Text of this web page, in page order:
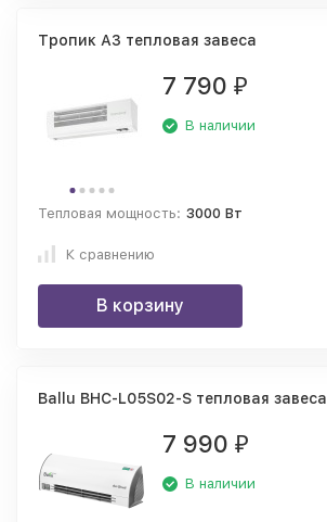
Тропик А3 тепловая завеса
7 790 ₽
В наличии
Тепловая мощность: 3000 Вт
К сравнению
В корзину
Ballu BHC-L05S02-S тепловая завеса
7 990 ₽
В наличии